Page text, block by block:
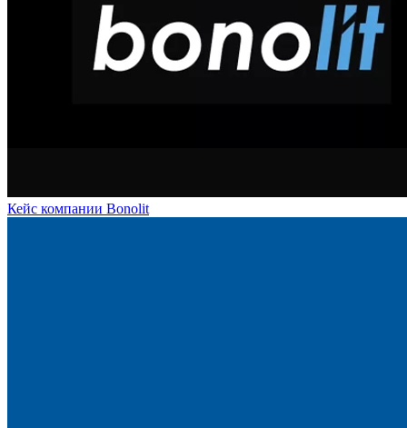
Кейс компании Bonolit